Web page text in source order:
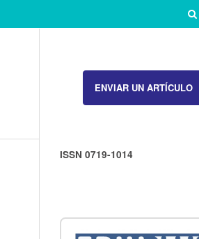
ENVIAR UN ARTÍCULO
ISSN 0719-1014